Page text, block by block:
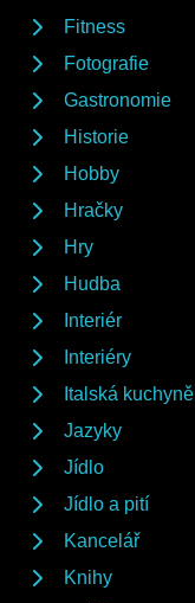
Fitness
Fotografie
Gastronomie
Historie
Hobby
Hračky
Hry
Hudba
Interiér
Interiéry
Italská kuchyně
Jazyky
Jídlo
Jídlo a pití
Kancelář
Knihy